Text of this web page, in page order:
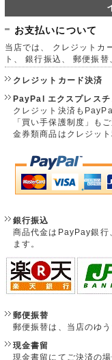
お支払いについて
当店では、 クレジットカ
ト、 銀行振込、 郵便振
クレジットカード決済
PayPal エクスプレスチ
クレジット決済も
「買い手保護制度」も
金券類商品はクレジッ
銀行振込
商品代金はPayPay銀行
ます。
郵便振替
郵便振替は、当店のゆ
現金書留
現金書留にてご決済の